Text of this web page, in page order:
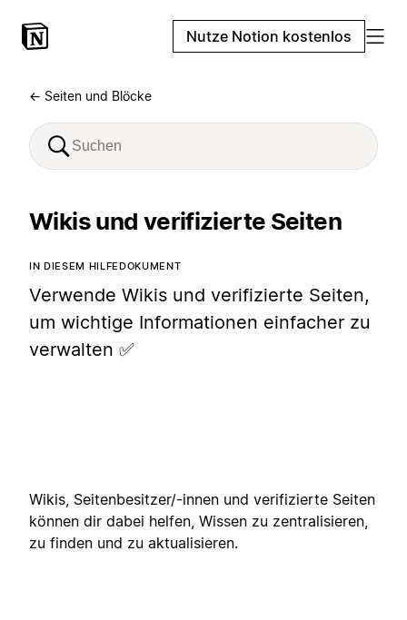
Nutze Notion kostenlos
← Seiten und Blöcke
Wikis und verifizierte Seiten
IN DIESEM HILFEDOKUMENT
Verwende Wikis und verifizierte Seiten,
um wichtige Informationen einfacher zu
verwalten ✅
Wikis, Seitenbesitzer/-innen und verifizierte Seiten
können dir dabei helfen, Wissen zu zentralisieren,
zu finden und zu aktualisieren.